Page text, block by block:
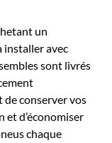
un
installer avec
sont livrés
conserver vos
et d’économiser
chaque